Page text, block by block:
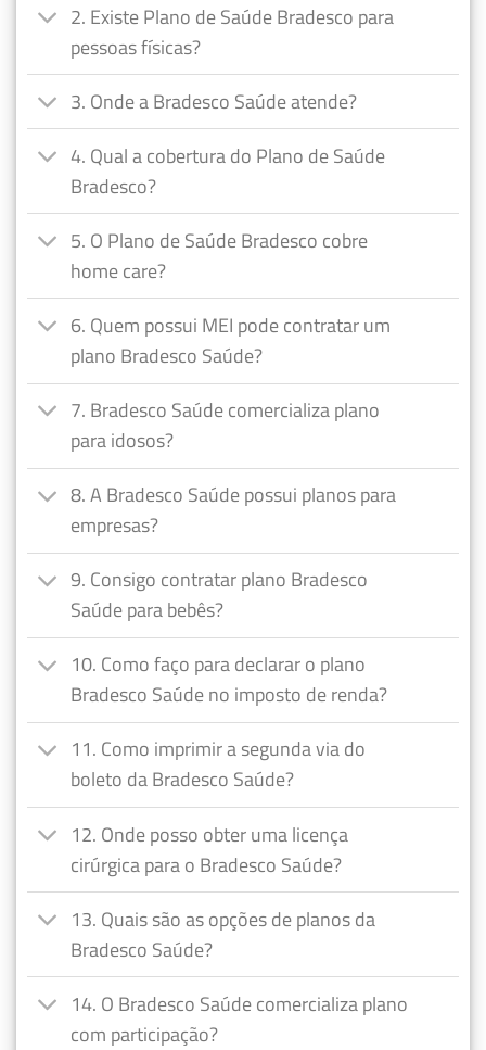
2. Existe Plano de Saúde Bradesco para
pessoas físicas?
3. Onde a Bradesco Saúde atende?
4. Qual a cobertura do Plano de Saúde
Bradesco?
5. O Plano de Saúde Bradesco cobre
home care?
6. Quem possui MEI pode contratar um
plano Bradesco Saúde?
7. Bradesco Saúde comercializa plano
para idosos?
8. A Bradesco Saúde possui planos para
empresas?
9. Consigo contratar plano Bradesco
Saúde para bebês?
10. Como faço para declarar o plano
Bradesco Saúde no imposto de renda?
11. Como imprimir a segunda via do
boleto da Bradesco Saúde?
12. Onde posso obter uma licença
cirúrgica para o Bradesco Saúde?
13. Quais são as opções de planos da
Bradesco Saúde?
14. O Bradesco Saúde comercializa plano
com participação?